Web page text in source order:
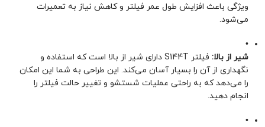
ویژگی باعث افزایش طول عمر فیلتر و کاهش نیاز به تعمیرات
می‌شود.
•
شیر از بالا:
فیلتر S144T دارای شیر از بالا است که استفاده و
نگهداری از آن را بسیار آسان می‌کند. این طراحی به شما این امکان
را می‌دهد که به راحتی عملیات شستشو و تغییر حالت فیلتر را
انجام دهید.
•